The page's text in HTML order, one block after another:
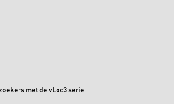
met de vLoc3 serie